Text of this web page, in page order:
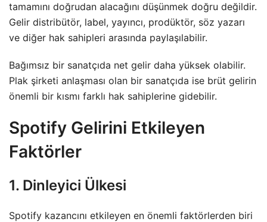
tamamını doğrudan alacağını düşünmek doğru değildir.
Gelir distribütör, label, yayıncı, prodüktör, söz yazarı
ve diğer hak sahipleri arasında paylaşılabilir.
Bağımsız bir sanatçıda net gelir daha yüksek olabilir.
Plak şirketi anlaşması olan bir sanatçıda ise brüt gelirin
önemli bir kısmı farklı hak sahiplerine gidebilir.
Spotify Gelirini Etkileyen
Faktörler
1. Dinleyici Ülkesi
Spotify kazancını etkileyen en önemli faktörlerden biri